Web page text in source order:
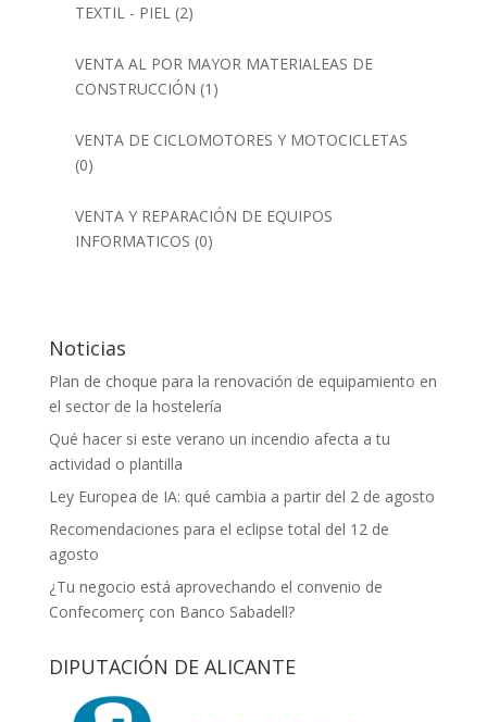
TEXTIL - PIEL(2)
VENTA AL POR MAYOR MATERIALEAS DE
CONSTRUCCIÓN (1)
VENTA DE CICLOMOTORES Y MOTOCICLETAS
(0)
VENTA Y REPARACIÓN DE EQUIPOS
INFORMATICOS (0)
Noticias
Plan de choque para la renovación de equipamiento en
el sector de la hostelería
Qué hacer si este verano un incendio afecta a tu
actividad o plantilla
Ley Europea de IA: qué cambia a partir del 2 de agosto
Recomendaciones para el eclipse total del 12 de
agosto
¿Tu negocio está aprovechando el convenio de
Confecomerç con Banco Sabadell?
DIPUTACIÓN DE ALICANTE